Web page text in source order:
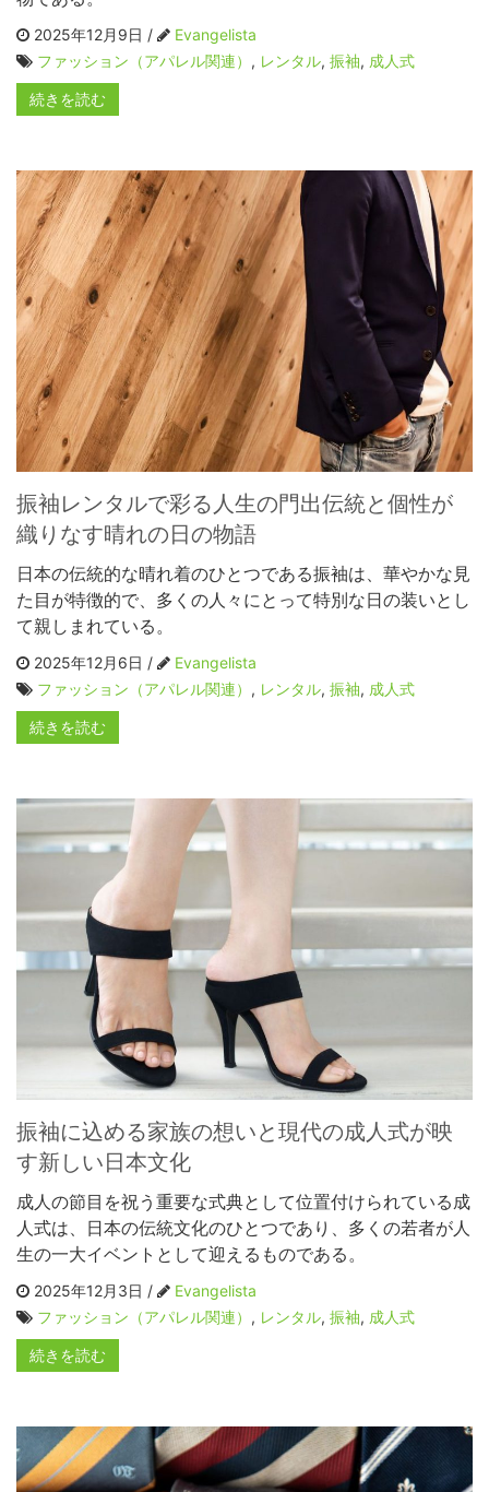
2025年12月9日 /
Evangelista
ファッション（アパレル関連） , レンタル, 振袖, 成人式
続きを読む
振袖レンタルで彩る人生の門出伝統と個性が
織りなす晴れの日の物語
日本の伝統的な晴れ着のひとつである振袖は、華やかな見
た目が特徴的で、多くの人々にとって特別な日の装いとし
て親しまれている。
2025年12月6日 /
Evangelista
ファッション（アパレル関連） , レンタル, 振袖, 成人式
続きを読む
振袖に込める家族の想いと現代の成人式が映
す新しい日本文化
成人の節目を祝う重要な式典として位置付けられている成
人式は、日本の伝統文化のひとつであり、多くの若者が人
生の一大イベントとして迎えるものである。
2025年12月3日 /
Evangelista
ファッション（アパレル関連） , レンタル, 振袖, 成人式
続きを読む